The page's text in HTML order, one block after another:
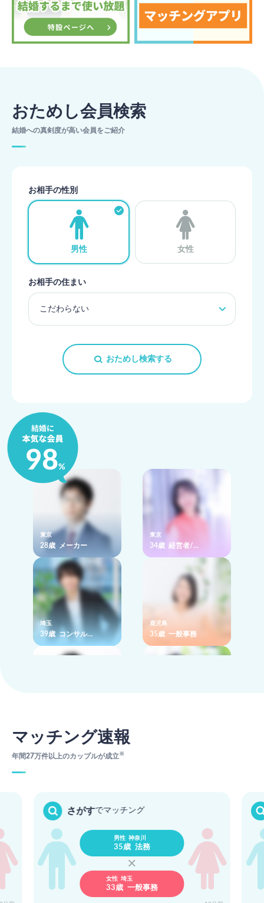
おためし会員検索
結婚への真剣度が高い会員をご紹介
お相手の性別
男性 女性
お相手の住まい
おためし検索する
東京
28歳 メーカー
東京
34歳 経営者/…
埼玉
39歳 コンサル…
鹿児島
35歳 一般事務
37歳 企画
神奈川 東京
37歳 IT
マッチング速報
年間27万件以上のカップルが成立※
さがすでマッチング
男性 神奈川
35歳 法務
女性 埼玉
33歳 一般事務